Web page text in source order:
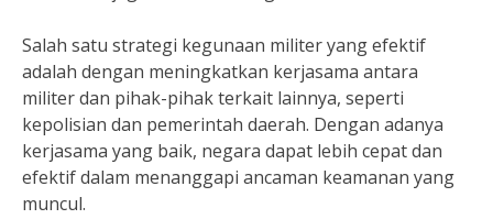
Salah satu strategi kegunaan militer yang efektif
adalah dengan meningkatkan kerjasama antara
militer dan pihak-pihak terkait lainnya, seperti
kepolisian dan pemerintah daerah. Dengan adanya
kerjasama yang baik, negara dapat lebih cepat dan
efektif dalam menanggapi ancaman keamanan yang
muncul.